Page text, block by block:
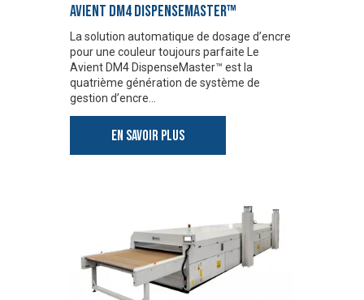
AVIENT DM4 DISPENSEMASTER™
La solution automatique de dosage d’encre
pour une couleur toujours parfaite Le
Avient DM4 DispenseMaster™ est la
quatrième génération de système de
gestion d’encre…
EN SAVOIR PLUS